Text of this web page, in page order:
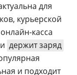
для
курьерской
касса
держит заряд
и подходит